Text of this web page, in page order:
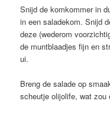
Snijd de komkommer in
in een saladekom. Snijd
deze (wederom
de muntblaadjes fijn en
ui.
Breng de salade op
scheutje olijolife, wat zou